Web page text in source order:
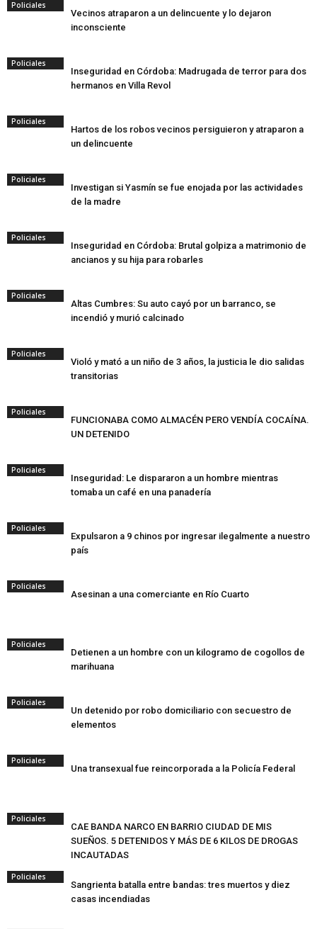
Policiales
Vecinos atraparon a un delincuente y lo dejaron
inconsciente
Policiales
Inseguridad en Córdoba: Madrugada de terror para dos
hermanos en Villa Revol
Policiales
Hartos de los robos vecinos persiguieron y atraparon a
un delincuente
Policiales
Investigan si Yasmín se fue enojada por las actividades
de la madre
Policiales
Inseguridad en Córdoba: Brutal golpiza a matrimonio de
ancianos y su hija para robarles
Policiales
Altas Cumbres: Su auto cayó por un barranco, se
incendió y murió calcinado
Policiales
Violó y mató a un niño de 3 años, la justicia le dio salidas
transitorias
Policiales
FUNCIONABA COMO ALMACÉN PERO VENDÍA COCAÍNA.
UN DETENIDO
Policiales
Inseguridad: Le dispararon a un hombre mientras
tomaba un café en una panadería
Policiales
Expulsaron a 9 chinos por ingresar ilegalmente a nuestro
país
Policiales
Asesinan a una comerciante en Río Cuarto
Policiales
Detienen a un hombre con un kilogramo de cogollos de
marihuana
Policiales
Un detenido por robo domiciliario con secuestro de
elementos
Policiales
Una transexual fue reincorporada a la Policía Federal
Policiales
CAE BANDA NARCO EN BARRIO CIUDAD DE MIS
SUEÑOS. 5 DETENIDOS Y MÁS DE 6 KILOS DE DROGAS
INCAUTADAS
Policiales
Sangrienta batalla entre bandas: tres muertos y diez
casas incendiadas